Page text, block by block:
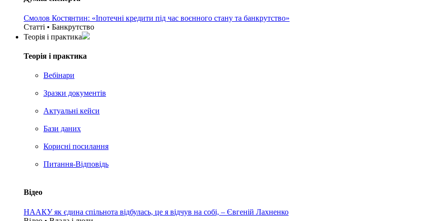
Смолов Костянтин: «Іпотечні кредити під час воєнного стану та банкрутство»
Статті • Банкрутство
Теорія i практика
Теорія i практика
Вебінари
Зразки документів
Актуальні кейси
Бази даних
Корисні посилання
Питання-Відповідь
Відео
НААКУ як єдина спільнота відбулась, це я відчув на собі, – Євгеній Лахненко